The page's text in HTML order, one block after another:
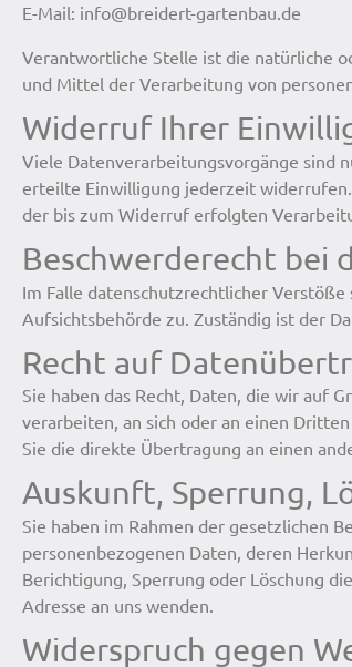
E-Mail: info@breidert-gartenbau.de
Verantwortliche Stelle ist die natürliche
und Mittel der Verarbeitung von
Widerruf Ihrer
Viele Datenverarbeitungsvorgänge sind
erteilte Einwilligung jederzeit
der bis zum Widerruf erfolgten
Beschwerderecht bei
Im Falle datenschutzrechtlicher
Aufsichtsbehörde zu. Zuständig ist der
Recht auf
Sie haben das Recht, Daten, die wir auf
verarbeiten, an sich oder an einen
Sie die direkte Übertragung an einen
Auskunft, Sperrung,
Sie haben im Rahmen der gesetzlichen
personenbezogenen Daten, deren
Berichtigung, Sperrung oder Löschung
Adresse an uns wenden.
Widerspruch gegen